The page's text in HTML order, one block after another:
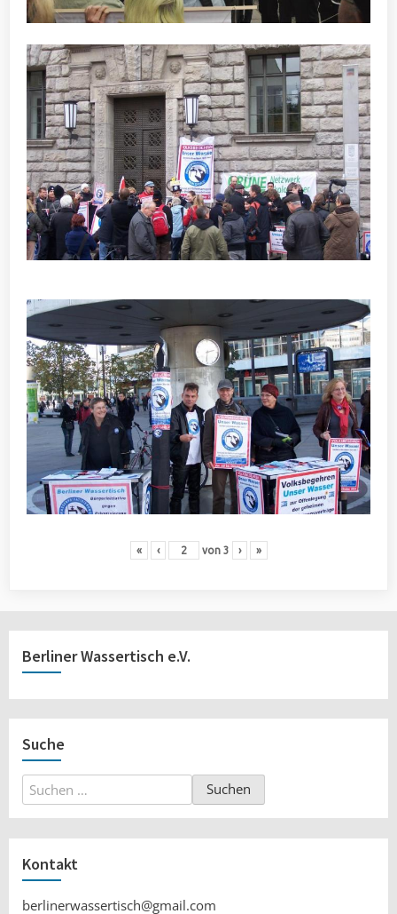
« ‹ von 3 › »
Berliner Wassertisch e.V.
Suche
Suchen
nach:
Kontakt
berlinerwassertisch@gmail.com